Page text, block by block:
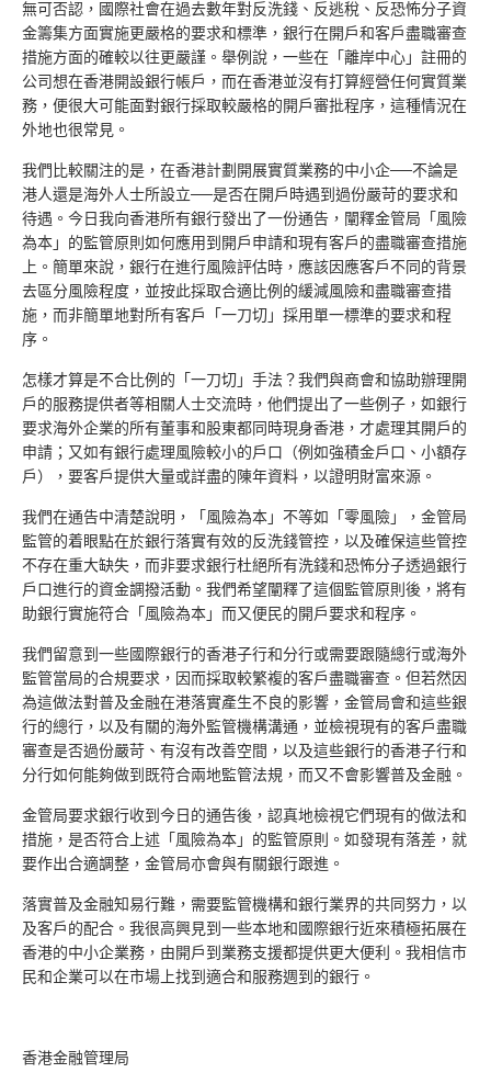
無可否認，國際社會在過去數年對反洗錢、反逃稅、反恐怖分子資
金籌集方面實施更嚴格的要求和標準，銀行在開戶和客戶盡職審查
措施方面的確較以往更嚴謹。舉例說，一些在「離岸中心」註冊的
公司想在香港開設銀行帳戶，而在香港並沒有打算經營任何實質業
務，便很大可能面對銀行採取較嚴格的開戶審批程序，這種情況在
外地也很常見。
我們比較關注的是，在香港計劃開展實質業務的中小企──不論是
港人還是海外人士所設立──是否在開戶時遇到過份嚴苛的要求和
待遇。今日我向香港所有銀行發出了一份通告，闡釋金管局「風險
為本」的監管原則如何應用到開戶申請和現有客戶的盡職審查措施
上。簡單來說，銀行在進行風險評估時，應該因應客戶不同的背景
去區分風險程度，並按此採取合適比例的緩減風險和盡職審查措
施，而非簡單地對所有客戶「一刀切」採用單一標準的要求和程
序。
怎樣才算是不合比例的「一刀切」手法？我們與商會和協助辦理開
戶的服務提供者等相關人士交流時，他們提出了一些例子，如銀行
要求海外企業的所有董事和股東都同時現身香港，才處理其開戶的
申請；又如有銀行處理風險較小的戶口（例如強積金戶口、小額存
戶），要客戶提供大量或詳盡的陳年資料，以證明財富來源。
我們在通告中清楚說明，「風險為本」不等如「零風險」，金管局
監管的着眼點在於銀行落實有效的反洗錢管控，以及確保這些管控
不存在重大缺失，而非要求銀行杜絕所有洗錢和恐怖分子透過銀行
戶口進行的資金調撥活動。我們希望闡釋了這個監管原則後，將有
助銀行實施符合「風險為本」而又便民的開戶要求和程序。
我們留意到一些國際銀行的香港子行和分行或需要跟隨總行或海外
監管當局的合規要求，因而採取較繁複的客戶盡職審查。但若然因
為這做法對普及金融在港落實產生不良的影響，金管局會和這些銀
行的總行，以及有關的海外監管機構溝通，並檢視現有的客戶盡職
審查是否過份嚴苛、有沒有改善空間，以及這些銀行的香港子行和
分行如何能夠做到既符合兩地監管法規，而又不會影響普及金融。
金管局要求銀行收到今日的通告後，認真地檢視它們現有的做法和
措施，是否符合上述「風險為本」的監管原則。如發現有落差，就
要作出合適調整，金管局亦會與有關銀行跟進。
落實普及金融知易行難，需要監管機構和銀行業界的共同努力，以
及客戶的配合。我很高興見到一些本地和國際銀行近來積極拓展在
香港的中小企業務，由開戶到業務支援都提供更大便利。我相信市
民和企業可以在市場上找到適合和服務週到的銀行。
香港金融管理局